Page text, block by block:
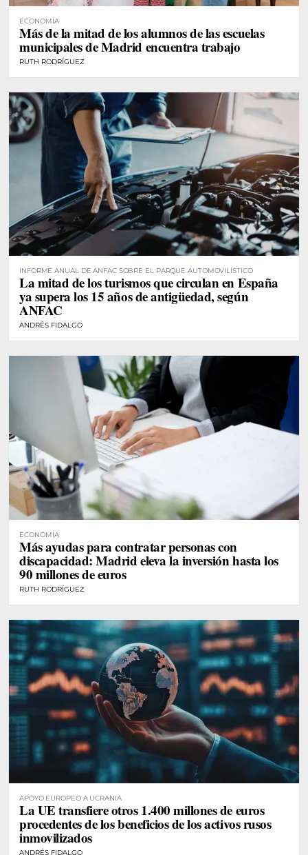
ECONOMÍA
Más de la mitad de los alumnos de las escuelas
municipales de Madrid encuentra trabajo
RUTH RODRÍGUEZ
INFORME ANUAL DE ANFAC SOBRE EL PARQUE AUTOMOVILÍSTICO
La mitad de los turismos que circulan en España
ya supera los 15 años de antigüedad, según
ANFAC
ANDRÉS FIDALGO
ECONOMÍA
Más ayudas para contratar personas con
discapacidad: Madrid eleva la inversión hasta los
90 millones de euros
RUTH RODRÍGUEZ
APOYO EUROPEO A UCRANIA
La UE transfiere otros 1.400 millones de euros
procedentes de los beneficios de los activos rusos
inmovilizados
ANDRÉS FIDALGO